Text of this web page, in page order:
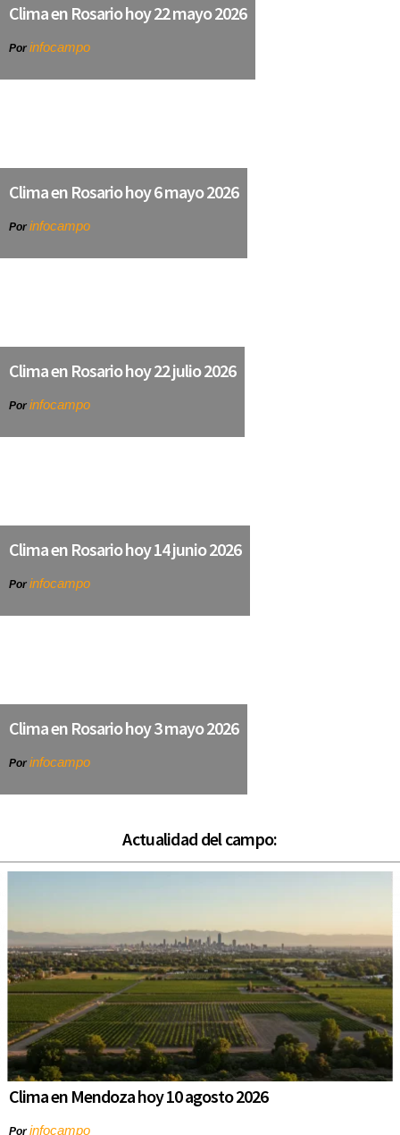
Clima en Rosario hoy 22 mayo 2026
Por infocampo
Clima en Rosario hoy 6 mayo 2026
Por infocampo
Clima en Rosario hoy 22 julio 2026
Por infocampo
Clima en Rosario hoy 14 junio 2026
Por infocampo
Clima en Rosario hoy 3 mayo 2026
Por infocampo
Actualidad del campo:
Clima en Mendoza hoy 10 agosto 2026
Porinfocampo